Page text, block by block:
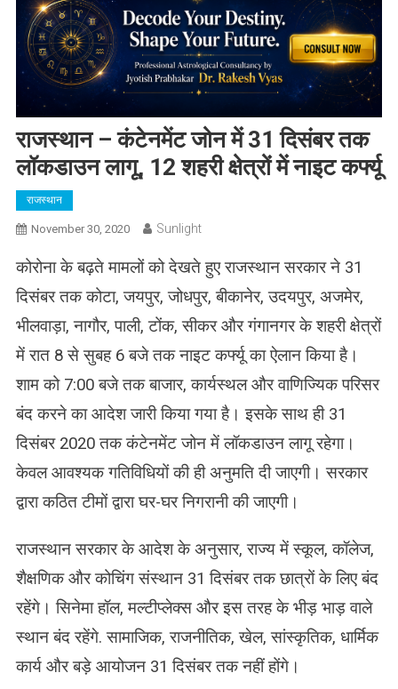
राजस्‍थान – कंटेनमेंट जोन में 31 दिसंबर तक
लॉकडाउन लागू, 12 शहरी क्षेत्रों में नाइट कर्फ्यू
राजस्थान
November 30, 2020 Sunlight
कोरोना के बढ़ते मामलों को देखते हुए राजस्‍थान सरकार ने 31
दिसंबर तक कोटा, जयपुर, जोधपुर, बीकानेर, उदयपुर, अजमेर,
भीलवाड़ा, नागौर, पाली, टोंक, सीकर और गंगानगर के शहरी क्षेत्रों
में रात 8 से सुबह 6 बजे तक नाइट कर्फ्यू का ऐलान किया है।
शाम को 7:00 बजे तक बाजार, कार्यस्थल और वाणिज्यिक परिसर
बंद करने का आदेश जारी किया गया है। इसके साथ ही 31
दिसंबर 2020 तक कंटेनमेंट जोन में लॉकडाउन लागू रहेगा।
केवल आवश्यक गतिविधियों की ही अनुमति दी जाएगी। सरकार
द्वारा कठित टीमों द्वारा घर-घर निगरानी की जाएगी।
राजस्‍थान सरकार के आदेश के अनुसार, राज्‍य में स्कूल, कॉलेज,
शैक्षणिक और कोचिंग संस्थान 31 दिसंबर तक छात्रों के लिए बंद
रहेंगे। सिनेमा हॉल, मल्टीप्लेक्स और इस तरह के भीड़ भाड़ वाले
स्‍थान बंद रहेंगे. सामाजिक, राजनीतिक, खेल, सांस्कृतिक, धार्मिक
कार्य और बड़े आयोजन 31 दिसंबर तक नहीं होंगे।